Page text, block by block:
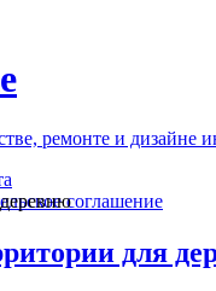
ремонте и дизайне
соглашение
для